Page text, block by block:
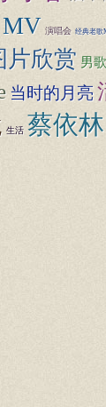
MV 演唱会 经典老歌
片欣赏 男
当时的月亮
生活 蔡依林